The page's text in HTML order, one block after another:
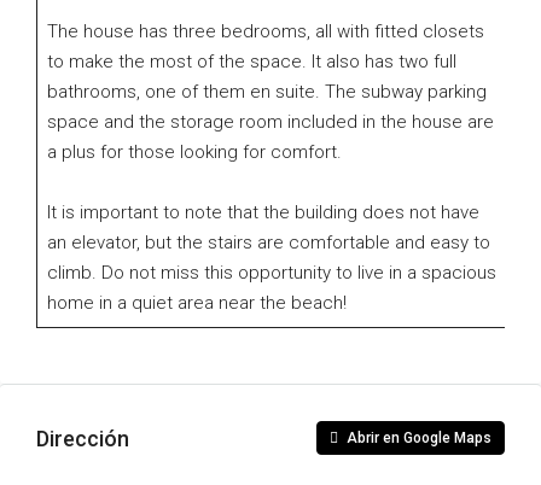
The house has three bedrooms, all with fitted closets
to make the most of the space. It also has two full
bathrooms, one of them en suite. The subway parking
space and the storage room included in the house are
a plus for those looking for comfort.
It is important to note that the building does not have
an elevator, but the stairs are comfortable and easy to
climb. Do not miss this opportunity to live in a spacious
home in a quiet area near the beach!
Dirección Abrir en Google Maps